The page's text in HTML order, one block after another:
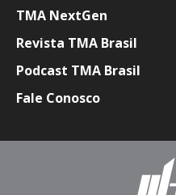
TMA NextGen
Revista TMA Brasil
Podcast TMA Brasil
Fale Conosco